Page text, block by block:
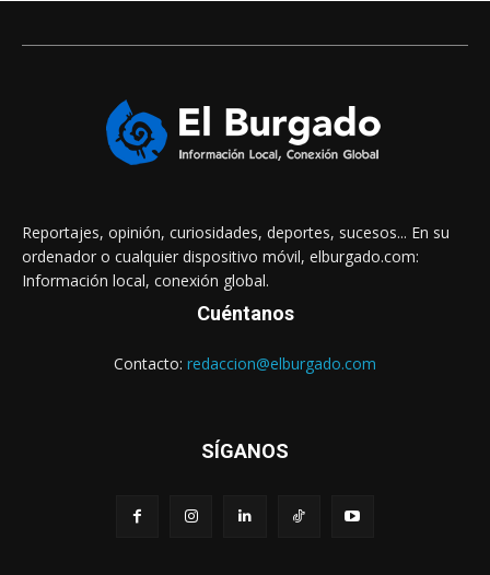
Reportajes, opinión, curiosidades, deportes, sucesos... En su
ordenador o cualquier dispositivo móvil, elburgado.com:
Información local, conexión global.
Cuéntanos
Contacto: redaccion@elburgado.com
SÍGANOS